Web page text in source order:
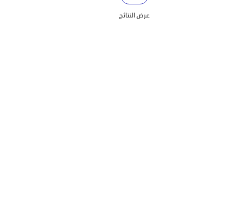
عرض النتائج